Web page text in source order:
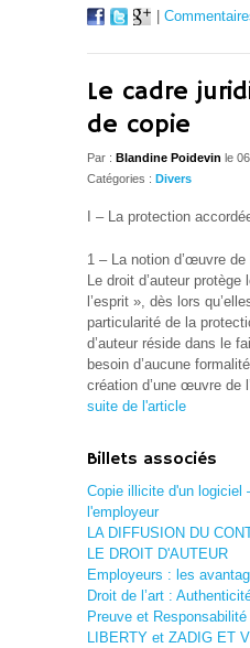
Le cadre
de copie
Par : Blandine Poidevin le
Catégories : Divers
I – La protection
1 – La notion d’œuvre de
Le droit d’auteur
l’esprit », dès lors
particularité de la
d’auteur réside dans le
besoin d’aucune
création d’une œuvre de
suite de l'article
Billets associés
Copie illicite d'un logiciel
l'employeur
LA DIFFUSION DU
LE DROIT D'AUTEUR
Employeurs : les
Droit de l’art :
Preuve et Responsabilité
LIBERTY et ZADIG ET